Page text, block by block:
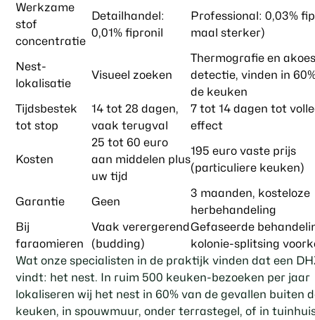
Werkzame
stof
concentratie
Detailhandel:
0,01% fipronil
Professional: 0,03%
maal sterker)
Nest-
lokalisatie
Visueel zoeken
Thermografie en
detectie, vinden in
de keuken
Tijdsbestek
tot stop
14 tot 28 dagen,
vaak terugval
7 tot 14 dagen tot
effect
Kosten
25 tot 60 euro
aan middelen plus
uw tijd
195 euro vaste prijs
(particuliere keuken)
Garantie Geen
3 maanden, kosteloze
herbehandeling
Bij
faraomieren
Vaak verergerend
(budding)
Gefaseerde
kolonie-splitsing
Wat onze specialisten in de praktijk vinden dat een
vindt: het nest. In ruim 500 keuken-bezoeken per jaar
lokaliseren wij het nest in 60% van de gevallen buiten
keuken, in spouwmuur, onder terrastegel, of in